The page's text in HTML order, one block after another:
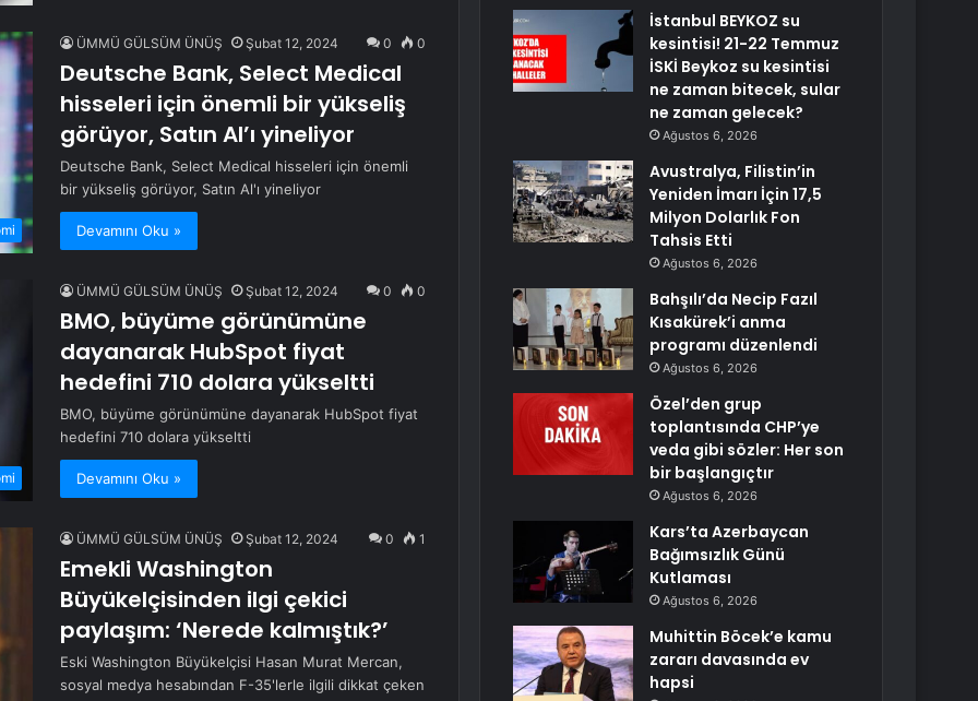
ÜMMÜ GÜLSÜM ÜNÜŞ Şubat 12, 2024 0 0
Deutsche Bank, Select Medical
hisseleri için önemli bir yükseliş
görüyor, Satın Al’ı yineliyor
Deutsche Bank, Select Medical hisseleri için önemli
bir yükseliş görüyor, Satın Al'ı yineliyor
Devamını Oku »
ÜMMÜ GÜLSÜM ÜNÜŞ Şubat 12, 2024 0 0
BMO, büyüme görünümüne
dayanarak HubSpot fiyat
hedefini 710 dolara yükseltti
BMO, büyüme görünümüne dayanarak HubSpot fiyat
hedefini 710 dolara yükseltti
Devamını Oku »
ÜMMÜ GÜLSÜM ÜNÜŞ Şubat 12, 2024 0 1
Emekli Washington
Büyükelçisinden ilgi çekici
paylaşım: ‘Nerede kalmıştık?’
Eski Washington Büyükelçisi Hasan Murat Mercan,
sosyal medya hesabından F-35'lerle ilgili dikkat çeken
İstanbul BEYKOZ su
kesintisi! 21-22 Temmuz
İSKİ Beykoz su kesintisi
ne zaman bitecek, sular
ne zaman gelecek?
Ağustos 6, 2026
Avustralya, Filistin’in
Yeniden İmarı İçin 17,5
Milyon Dolarlık Fon
Tahsis Etti
Ağustos 6, 2026
Bahşılı’da Necip Fazıl
Kısakürek’i anma
programı düzenlendi
Ağustos 6, 2026
Özel’den grup
toplantısında CHP’ye
veda gibi sözler: Her son
bir başlangıçtır
Ağustos 6, 2026
Kars’ta Azerbaycan
Bağımsızlık Günü
Kutlaması
Ağustos 6, 2026
Muhittin Böcek’e kamu
zararı davasında ev
hapsi